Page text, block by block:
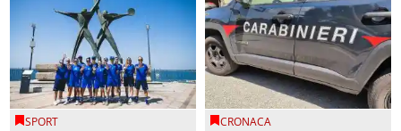
SPORT CRONACA